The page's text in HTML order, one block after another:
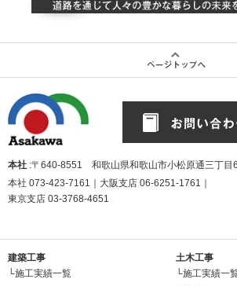
本社 :〒640-8551 和歌山県和歌山市小松原通三丁目
本社 073-423-7161 ｜大阪支店 06-6251-1761
東京支店 03-3768-4651
建築工事
└施工実績一覧
土木工事
└施工実績一